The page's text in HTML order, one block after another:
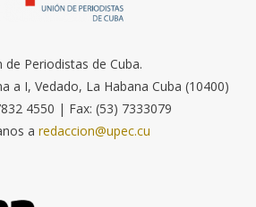
de Periodistas de Cuba.
a I, Vedado, La Habana Cuba (10400)
4550 | Fax: (53) 7333079
a redaccion@upec.cu